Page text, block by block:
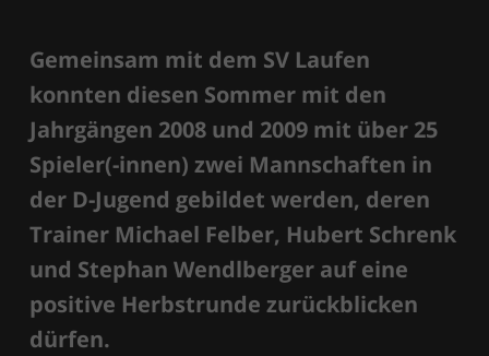
Gemeinsam mit dem SV Laufen
konnten diesen Sommer mit den
Jahrgängen 2008 und 2009 mit über 25
Spieler(-innen) zwei Mannschaften in
der D-Jugend gebildet werden, deren
Trainer Michael Felber, Hubert Schrenk
und Stephan Wendlberger auf eine
positive Herbstrunde zurückblicken
dürfen.